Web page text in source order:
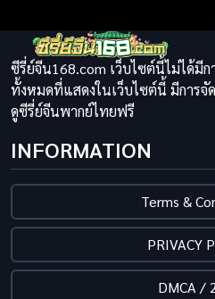
ซีรี่ย์จีน168.com เว็บไซต์นี้ไม่ได้มีก
ทั้งหมดที่แสดงในเว็บไซต์นี้ มีการจั
ดูซีรี่ย์จีนพากย์ไทยฟรี
INFORMATION
Terms &
PRIVACY
DMCA /